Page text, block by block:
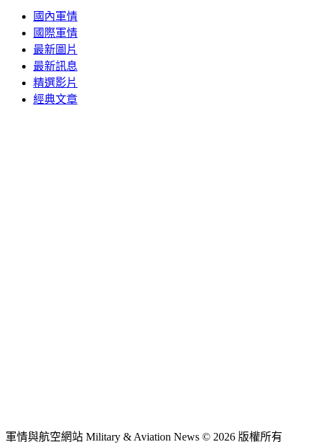
國內軍情
國際軍情
最新圖片
最新訊息
精選影片
經典文章
軍情與航空網站 Military & Aviation News © 2026 版權所有